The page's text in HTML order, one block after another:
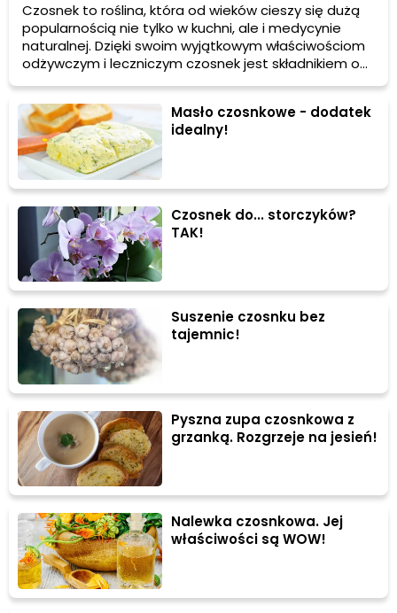
Czosnek to roślina, która od wieków cieszy się dużą
popularnością nie tylko w kuchni, ale i medycynie
naturalnej. Dzięki swoim wyjątkowym właściwościom
odżywczym i leczniczym czosnek jest składnikiem o
wszechstronnym zastosowaniu. W poniższym artykule
omówimy wartości odżywcze czosnku, jego wpływ na
zdrowie oraz możliwości wykorzystania w kuchni.
Masło czosnkowe - dodatek
idealny!
Czosnek do... storczyków?
TAK!
Suszenie czosnku bez
tajemnic!
Pyszna zupa czosnkowa z
grzanką. Rozgrzeje na jesień!
Nalewka czosnkowa. Jej
właściwości są WOW!